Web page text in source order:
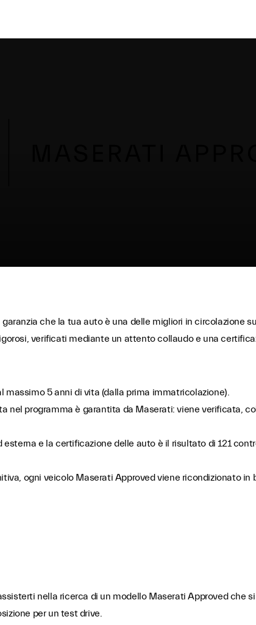
che la tua auto è una delle migliori in circolazione
verificati mediante un attento collaudo e una
5 anni di vita (dalla prima immatricolazione).
nel programma è garantita da Maserati: viene verificata,
e la certificazione delle auto è il risultato di 121
ogni veicolo Maserati Approved viene ricondizionato in
nella ricerca di un modello Maserati Approved
per un test drive.